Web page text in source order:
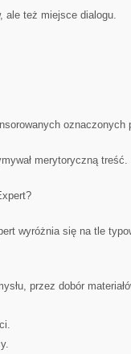
ale też miejsce dialogu.
oznaczonych
merytoryczną
wyróżnia się na tle
przez dobór